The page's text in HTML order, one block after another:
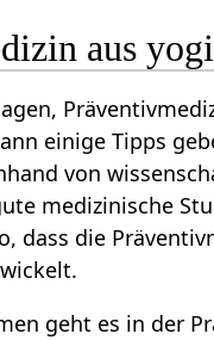
aus
einige Tipps
von
medizinische
dass die
geht es in der